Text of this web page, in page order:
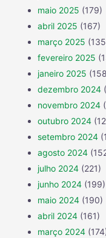
maio 2025 (179)
abril 2025 (167)
março 2025
fevereiro 2025
janeiro 2025
dezembro 2024
novembro 2024
outubro 2024
setembro 2024
agosto 2024
julho 2024 (221)
junho 2024 (199)
maio 2024 (190)
abril 2024 (161)
março 2024